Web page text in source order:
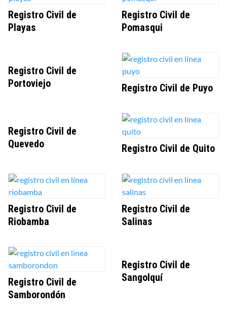
Registro Civil de
Playas
Registro Civil de
Pomasqui
Registro Civil de
Portoviejo
Registro Civil de Puyo
Registro Civil de
Quevedo
Registro Civil de Quito
Registro Civil de
Riobamba
Registro Civil de
Salinas
Registro Civil de
Samborondón
Registro Civil de
Sangolquí